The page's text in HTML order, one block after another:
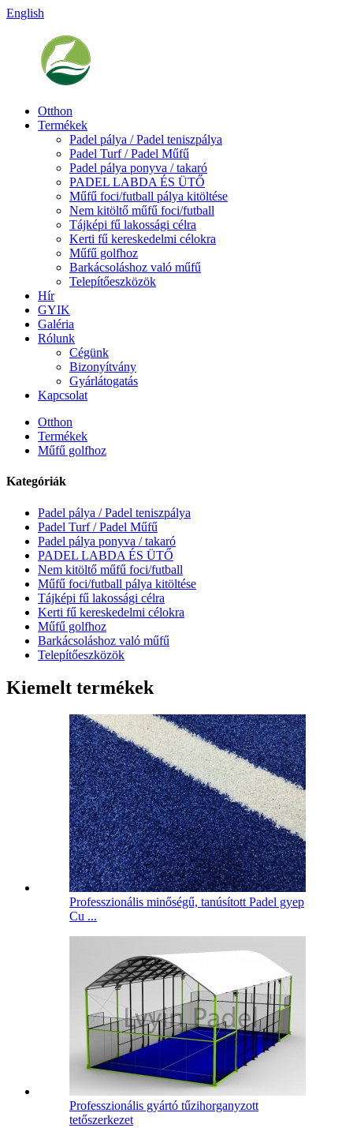
English
Otthon
Termékek
Padel pálya / Padel teniszpálya
Padel Turf / Padel Műfű
Padel pálya ponyva / takaró
PADEL LABDA ÉS ÜTŐ
Műfű foci/futball pálya kitöltése
Nem kitöltő műfű foci/futball
Tájképi fű lakossági célra
Kerti fű kereskedelmi célokra
Műfű golfhoz
Barkácsoláshoz való műfű
Telepítőeszközök
Hír
GYIK
Galéria
Rólunk
Cégünk
Bizonyítvány
Gyárlátogatás
Kapcsolat
Otthon
Termékek
Műfű golfhoz
Kategóriák
Padel pálya / Padel teniszpálya
Padel Turf / Padel Műfű
Padel pálya ponyva / takaró
PADEL LABDA ÉS ÜTŐ
Nem kitöltő műfű foci/futball
Műfű foci/futball pálya kitöltése
Tájképi fű lakossági célra
Kerti fű kereskedelmi célokra
Műfű golfhoz
Barkácsoláshoz való műfű
Telepítőeszközök
Kiemelt termékek
Professzionális minőségű, tanúsított Padel gyep
Cu ...
Professzionális gyártó tűzihorganyzott
tetőszerkezet